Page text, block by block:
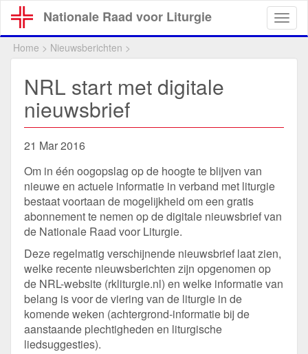
Overslaan
en
naar
Nationale Raad voor Liturgie
Home > Nieuwsberichten >
NRL start met digitale
nieuwsbrief
21 Mar 2016
Om in één oogopslag op de hoogte te blijven van
nieuwe en actuele informatie in verband met liturgie
bestaat voortaan de mogelijkheid om een gratis
abonnement te nemen op de digitale nieuwsbrief van
de Nationale Raad voor Liturgie.
Deze regelmatig verschijnende nieuwsbrief laat zien,
welke recente nieuwsberichten zijn opgenomen op
de NRL-website (rkliturgie.nl) en welke informatie van
belang is voor de viering van de liturgie in de
komende weken (achtergrond-informatie bij de
aanstaande plechtigheden en liturgische
liedsuggesties).